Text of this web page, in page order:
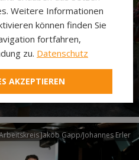
Via
Jakob Gapp/Johannes Erler
Weitere Informationen
können finden Sie
fortfahren,
zu. Datenschutz
AKZEPTIEREN